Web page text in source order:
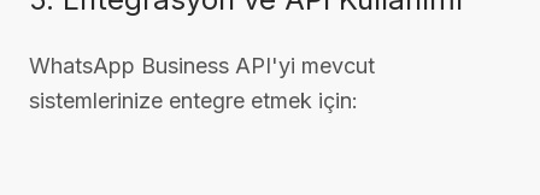
WhatsApp Business API'yi mevcut
sistemlerinize entegre etmek için: